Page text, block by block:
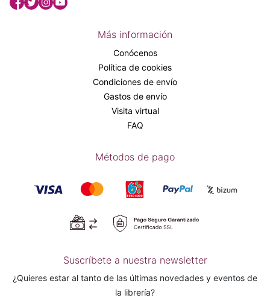
Más información
Conócenos
Política de cookies
Condiciones de envío
Gastos de envío
Visita virtual
FAQ
Métodos de pago
Suscríbete a nuestra newsletter
¿Quieres estar al tanto de las últimas novedades y eventos de
la librería?